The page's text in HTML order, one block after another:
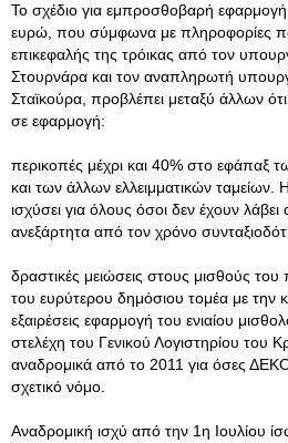
Το σχέδιο για εμπροσθοβαρή
ευρώ, που σύμφωνα με πληροφορίες
επικεφαλής της τρόικας από τον
Στουρνάρα και τον αναπληρωτή
Σταϊκούρα, προβλέπει μεταξύ άλλων
σε εφαρμογή:
περικοπές μέχρι και 40% στο εφάπαξ
και των άλλων ελλειμματικών
ισχύσει για όλους όσοι δεν έχουν
ανεξάρτητα από τον χρόνο
δραστικές μειώσεις στους μισθούς
του ευρύτερου δημόσιου τομέα με την
εξαιρέσεις εφαρμογή του ενιαίου
στελέχη του Γενικού Λογιστηρίου του
αναδρομικά από το 2011 για όσες
σχετικό νόμο.
Αναδρομική ισχύ από την 1η Ιουλίου